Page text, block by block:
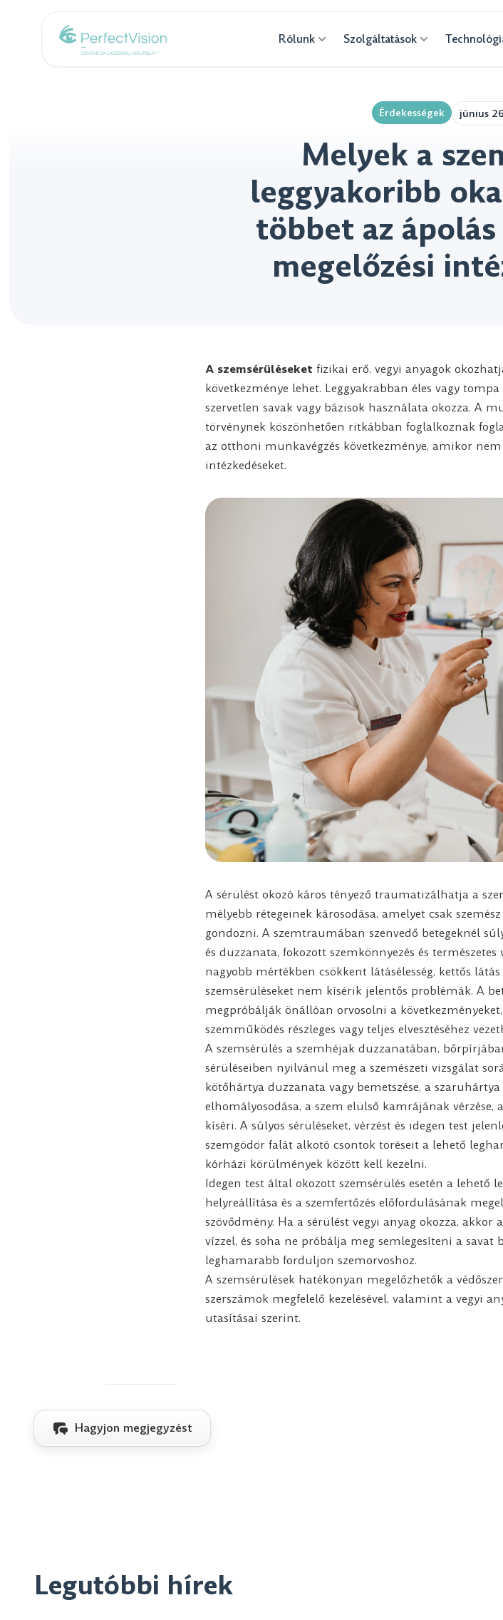
Rólunk Szolgáltatások
Érdekességek június
Melyek a
leggyakoribb
többet az
megelőzési
A szemsérüléseket fizikai erő, vegyi anyagok
következménye lehet. Leggyakrabban éles vagy
szervetlen savak vagy bázisok használata okozza. A
törvénynek köszönhetően ritkábban foglalkoznak
az otthoni munkavégzés következménye, amikor
intézkedéseket.
A sérülést okozó káros tényező traumatizálhatja a
mélyebb rétegeinek károsodása, amelyet csak
gondozni. A szemtraumában szenvedő betegeknél
és duzzanata, fokozott szemkönnyezés és természetes
nagyobb mértékben csökkent látásélesség, kettős
szemsérüléseket nem kísérik jelentős problémák. A
megpróbálják önállóan orvosolni a
szemműködés részleges vagy teljes elvesztéséhez
A szemsérülés a szemhéjak duzzanatában,
sérüléseiben nyilvánul meg a szemészeti vizsgálat
kötőhártya duzzanata vagy bemetszése, a
elhomályosodása, a szem elülső kamrájának
kíséri. A súlyos sérüléseket, vérzést és idegen test
szemgödör falát alkotó csontok töréseit a lehető
kórházi körülmények között kell kezelni.
Idegen test által okozott szemsérülés esetén a
helyreállítása és a szemfertőzés előfordulásának
szövődmény. Ha a sérülést vegyi anyag okozza,
vízzel, és soha ne próbálja meg semlegesíteni a savat
leghamarabb forduljon szemorvoshoz.
A szemsérülések hatékonyan megelőzhetők a
szerszámok megfelelő kezelésével, valamint a vegyi
utasításai szerint.
Hagyjon megjegyzést
Legutóbbi hírek